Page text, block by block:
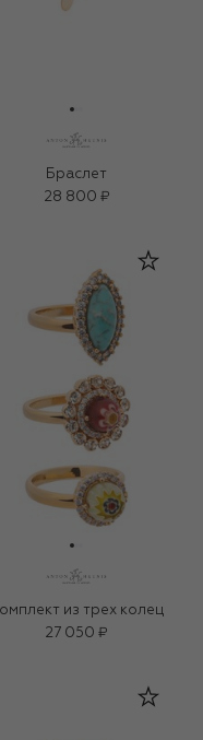
Браслет
28 800 ₽
из трех колец
27 050 ₽